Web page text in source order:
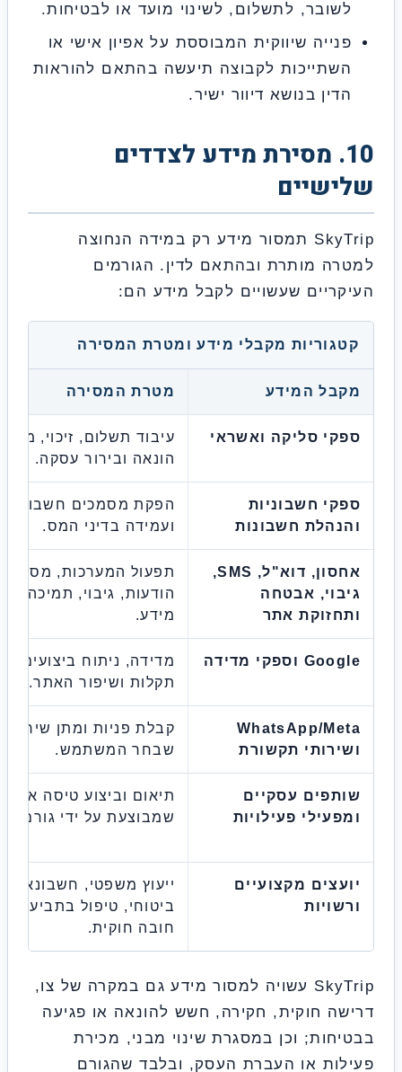
לתשלום, לשינוי מועד או לבטיחות.
שיווקית המבוססת על אפיון אישי או
לקבוצה תיעשה בהתאם להוראות
בנושא דיוור ישיר.
מסירת מידע לצדדים
SkyTrip תמסור מידע רק במידה הנחוצה
מותרת ובהתאם לדין. הגורמים
שעשויים לקבל מידע הם:
מקבלי מידע ומטרת המסירה
המידע מטרת המסירה
סליקה ואשראי
עיבוד תשלום, זיכוי, מניעת
הונאה ובירור עסקה.
חשבוניות
חשבונות
הפקת מסמכים חשבונאיים
ועמידה בדיני המס.
אחסון, דוא"ל, SMS,
אבטחה
אתר
תפעול המערכות, מסירת
הודעות, גיבוי, תמיכה ואבטחת
מדידה, ניתוח ביצועים, איתור
תקלות ושיפור האתר.
WhatsApp/
תקשורת
קבלת פניות ומתן שירות בערוץ
שבחר המשתמש.
עסקיים
פעילויות
תיאום וביצוע טיסה או פעילות
שמבוצעת על ידי גורם אחר.
מקצועיים
ייעוץ משפטי, חשבונאי,
ביטוחי, טיפול בתביעה או קיום
חובה חוקית.
SkyTrip עשויה למסור מידע גם במקרה של צו,
חוקית, חקירה, חשש להונאה או פגיעה
וכן במסגרת שינוי מבני, מכירת
או העברת העסק, ובלבד שהגורם